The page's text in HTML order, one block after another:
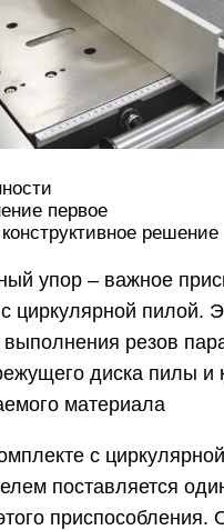
первое
решение
упор – важное
циркулярной пилой.
резов
диска пилы и
материала
с
поставляется
приспособления.